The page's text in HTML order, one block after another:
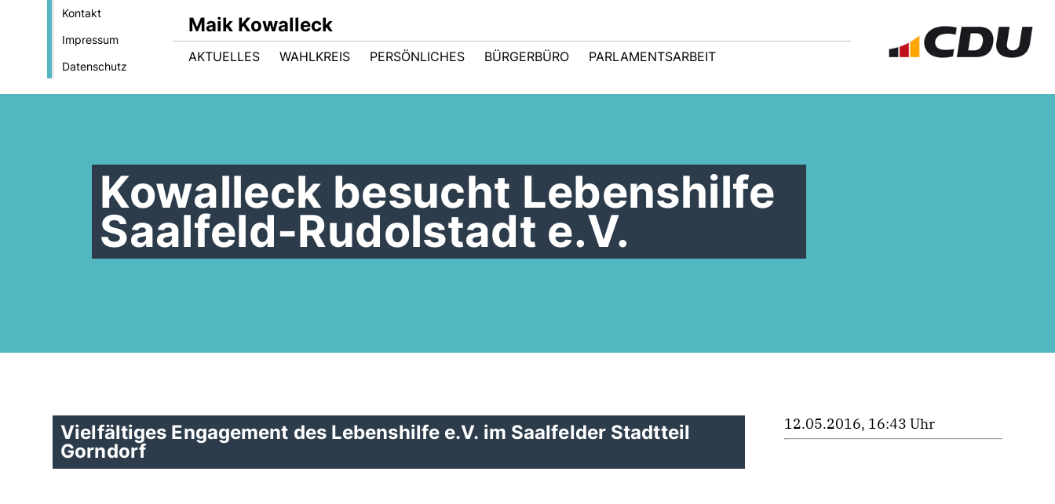
Kontakt
Impressum
Datenschutz
Maik Kowalleck
AKTUELLES WAHLKREIS PERSÖNLICHES BÜRGERBÜRO PARLAMENTSARBEIT
Kowalleck besucht Lebenshilfe
Saalfeld-Rudolstadt e.V.
Vielfältiges Engagement des Lebenshilfe e.V. im Saalfelder Stadtteil
Gorndorf
12.05.2016, 16:43 Uhr